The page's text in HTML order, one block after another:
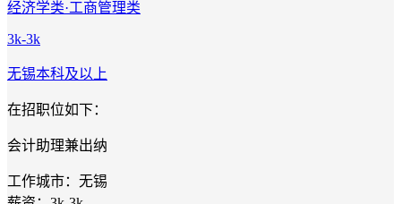
经济学类·工商管理类
3k-3k
无锡本科及以上
在招职位如下：
会计助理兼出纳
工作城市：无锡